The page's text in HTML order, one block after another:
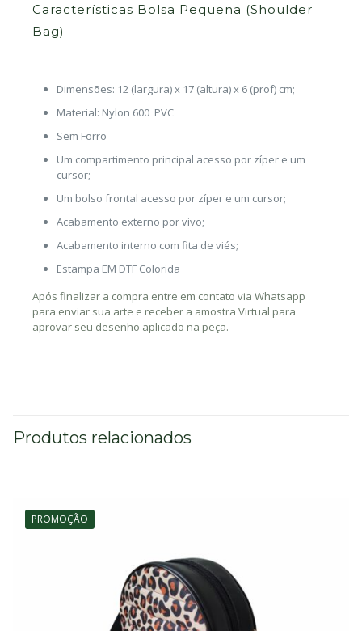
Características Bolsa Pequena (Shoulder
Bag)
Dimensões: 12 (largura) x 17 (altura) x 6 (prof) cm;
Material: Nylon 600 PVC
Sem Forro
Um compartimento principal acesso por zíper e um
cursor;
Um bolso frontal acesso por zíper e um cursor;
Acabamento externo por vivo;
Acabamento interno com fita de viés;
Estampa EM DTF Colorida
Após finalizar a compra entre em contato via Whatsapp
para enviar sua arte e receber a amostra Virtual para
aprovar seu desenho aplicado na peça.
Produtos relacionados
PROMOÇÃO